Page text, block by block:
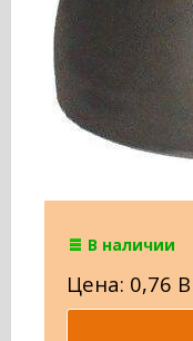
В наличии
Цена: 0,76